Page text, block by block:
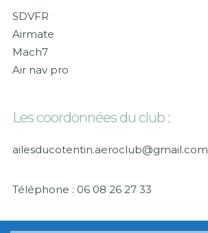
SDVFR
Airmate
Mach7
Air nav pro
Les coordonnées du club :
ailesducotentin.aeroclub@gmail.com
Téléphone : 06 08 26 27 33